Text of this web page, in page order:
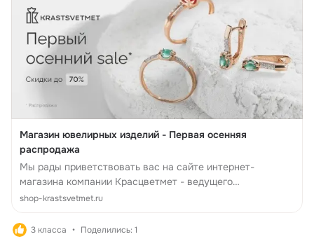
Магазин ювелирных изделий - Первая осенняя
распродажа
Мы рады приветствовать вас на сайте интернет-
магазина компании Красцветмет - ведущего
производителя цепей и браслетов из драгоценных
найдете...
shop-krastsvetmet.ru
3 класса Поделились: 1